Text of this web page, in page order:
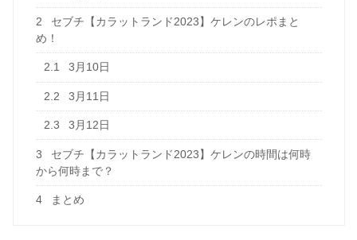
2
セブチ【カラットランド2023】ケレンのレポまと
め！
2.1 3月10日
2.2 3月11日
2.3 3月12日
3
セブチ【カラットランド2023】ケレンの時間は何時
から何時まで？
4 まとめ